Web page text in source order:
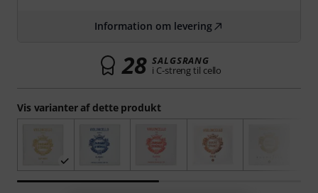
Vis varianter af dette produkt
Information om levering
28 SALGSRANG
i C-streng til cello